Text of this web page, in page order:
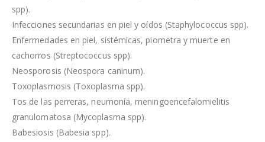
spp).
Infecciones secundarias en piel y oídos (Staphylococcus spp).
Enfermedades en piel, sistémicas, piometra y muerte en
cachorros (Streptococcus spp).
Neosporosis (Neospora caninum).
Toxoplasmosis (Toxoplasma spp).
Tos de las perreras, neumonía, meningoencefalomielitis
granulomatosa (Mycoplasma spp).
Babesiosis (Babesia spp).